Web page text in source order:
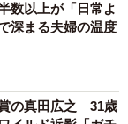
数以上が「日常よ
深まる夫婦の温度
の真田広之 31歳